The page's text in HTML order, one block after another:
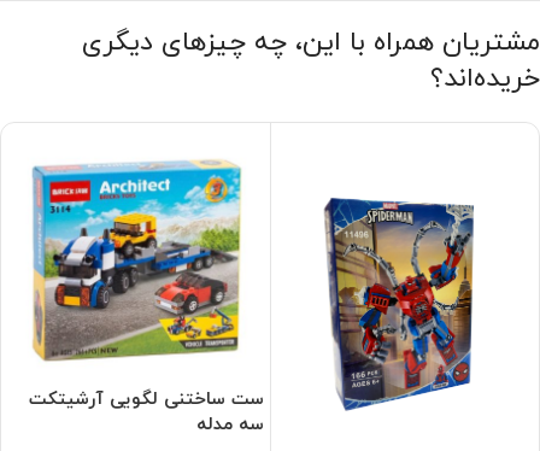
مشتریان همراه با این، چه چیزهای دیگری
خریده‌اند؟
ست ساختنی لگویی آرشیتکت
سه مدله